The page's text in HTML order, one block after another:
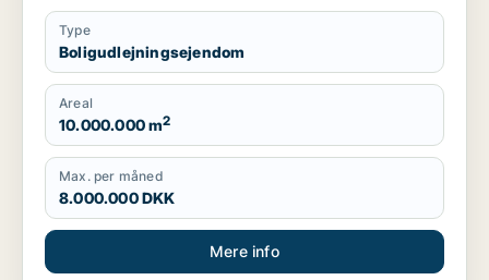
Type
Boligudlejningsejendom
Areal
10.000.000 m2
Max. per måned
8.000.000 DKK
Mere info